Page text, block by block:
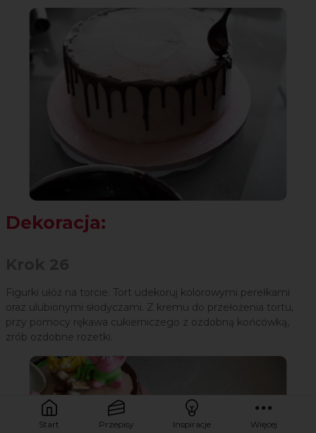
Dekoracja:
Figurki ułóż na torcie. Tort udekoruj kolorowymi perełkami
oraz ulubionymi słodyczami. Z kremu do przełożenia tortu,
przy pomocy rękawa cukierniczego z ozdobną końcówką,
zrób ozdobne rozetki.
Start Przepisy Inspiracje Więcej